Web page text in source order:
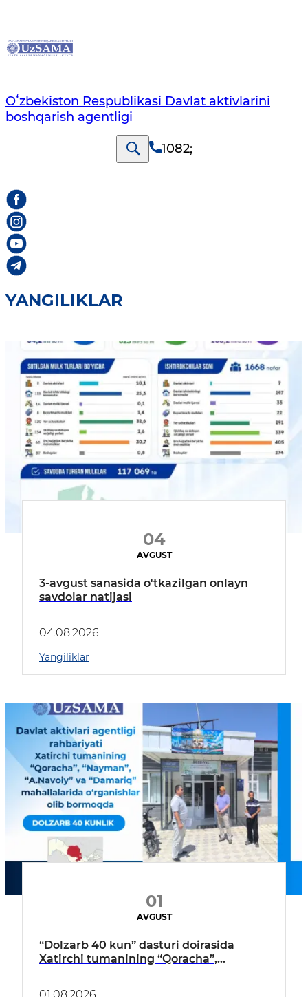
Oʻzbekiston Respublikasi Davlat aktivlarini
boshqarish agentligi
1082;
YANGILIKLAR
04
AVGUST
3-avgust sanasida o'tkazilgan onlayn
savdolar natijasi
04.08.2026
Yangiliklar
01
AVGUST
“Dolzarb 40 kun” dasturi doirasida
Xatirchi tumanining “Qoracha”,